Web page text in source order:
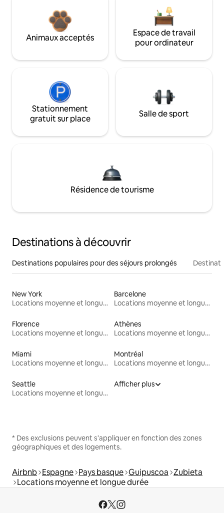
Animaux acceptés
Espace de travail
pour ordinateur
Stationnement
gratuit sur place
Salle de sport
Résidence de tourisme
Destinations à découvrir
Destinations populaires pour des séjours prolongés
New York
Locations moyenne et longue durée
Barcelone
Locations moyenne et longue durée
Florence
Locations moyenne et longue durée
Athènes
Locations moyenne et longue durée
Miami
Locations moyenne et longue durée
Montréal
Locations moyenne et longue durée
Seattle
Locations moyenne et longue durée
Afficher plus
* Des exclusions peuvent s'appliquer en fonction des zones
géographiques et des logements.
Airbnb Espagne Pays basque Guipuscoa Zubieta
Locations moyenne et longue durée